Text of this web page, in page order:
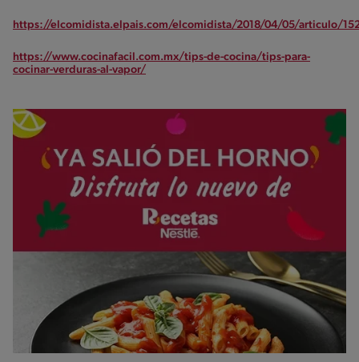
https://elcomidista.elpais.com/elcomidista/2018/04/05/articulo/
https://www.cocinafacil.com.mx/tips-de-cocina/tips-para-
cocinar-verduras-al-vapor/